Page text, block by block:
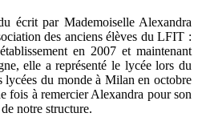
écrit par Mademoiselle Alexandra
des anciens élèves du LFIT :
en 2007 et maintenant
elle a représenté le lycée lors du
lycées du monde à Milan en octobre
fois à remercier Alexandra pour son
notre structure.